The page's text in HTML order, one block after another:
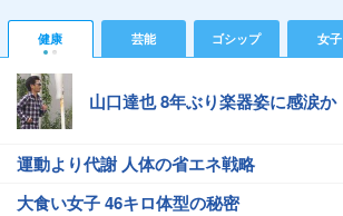
健康 芸能 ゴシップ 女子
山口達也 8年ぶり楽器姿に感涙か
運動より代謝 人体の省エネ戦略
大食い女子 46キロ体型の秘密